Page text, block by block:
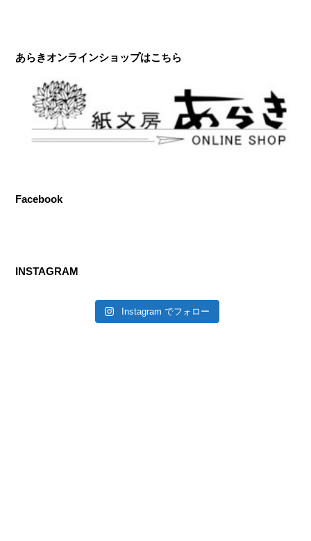
あらきオンラインショップはこちら
Facebook
INSTAGRAM
Instagram でフォロー